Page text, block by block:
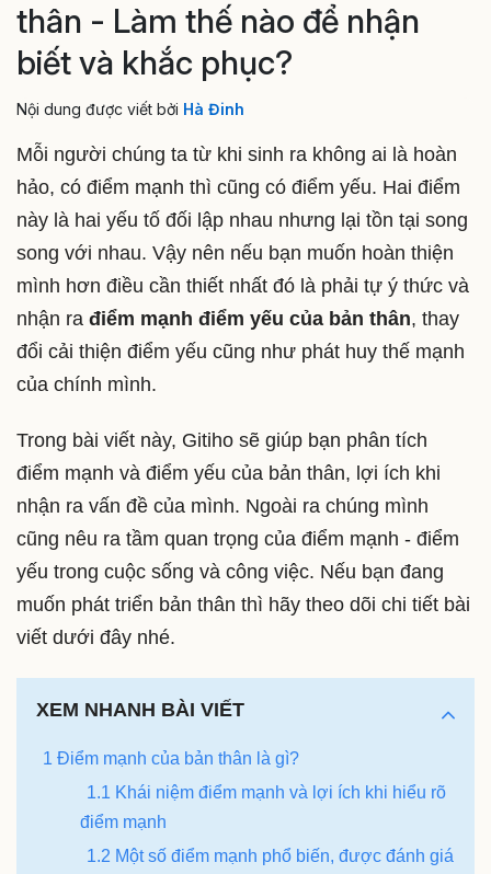
thân - Làm thế nào để nhận
biết và khắc phục?
Nội dung được viết bởi Hà Đinh
Mỗi người chúng ta từ khi sinh ra không ai là hoàn
hảo, có điểm mạnh thì cũng có điểm yếu. Hai điểm
này là hai yếu tố đối lập nhau nhưng lại tồn tại song
song với nhau. Vậy nên nếu bạn muốn hoàn thiện
mình hơn điều cần thiết nhất đó là phải tự ý thức và
nhận ra điểm mạnh điểm yếu của bản thân, thay
đổi cải thiện điểm yếu cũng như phát huy thế mạnh
của chính mình.
Trong bài viết này, Gitiho sẽ giúp bạn phân tích
điểm mạnh và điểm yếu của bản thân, lợi ích khi
nhận ra vấn đề của mình. Ngoài ra chúng mình
cũng nêu ra tầm quan trọng của điểm mạnh - điểm
yếu trong cuộc sống và công việc. Nếu bạn đang
muốn phát triển bản thân thì hãy theo dõi chi tiết bài
viết dưới đây nhé.
XEM NHANH BÀI VIẾT
1 Điểm mạnh của bản thân là gì?
1.1 Khái niệm điểm mạnh và lợi ích khi hiểu rõ
điểm mạnh
1.2 Một số điểm mạnh phổ biến, được đánh giá